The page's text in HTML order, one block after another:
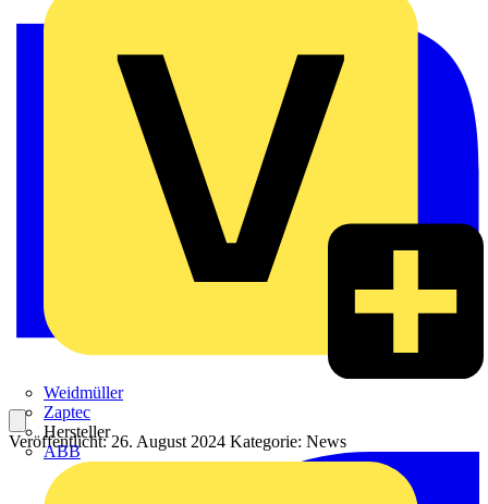
Weidmüller
Zaptec
Hersteller
ABB
Veröffentlicht: 26. August 2024 Kategorie: News